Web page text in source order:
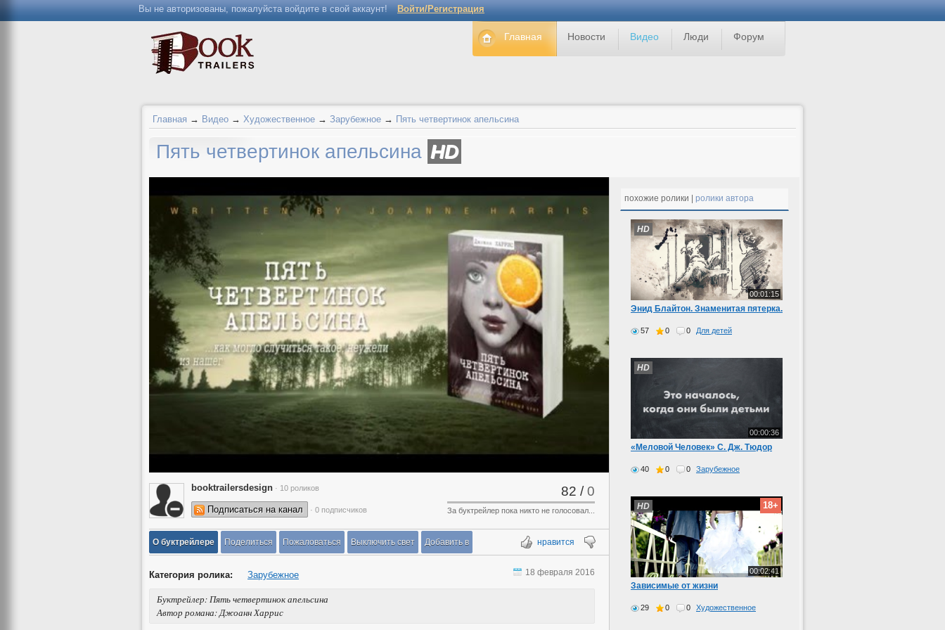
Вы не авторизованы, пожалуйста войдите в свой аккаунт! Войти/Регистрация
Главная Новости Видео Люди Форум
Главная → Видео → Художественное → Зарубежное → Пять четвертинок апельсина
Пять четвертинок апельсина HD
booktrailersdesign · 10 роликов
Подписаться на канал · 0 подписчиков
82 /0
За буктрейлер пока никто не голосовал...
нравится
О буктрейлере Поделиться Пожаловаться Выключить свет Добавить в
Категория ролика: Зарубежное
Буктрейлер: Пять четвертинок апельсина
Автор романа: Джоанн Харрис
18 февраля 2016
похожие ролики | ролики автора
00:01:15
HD
Энид Блайтон. Знаменитая пятерка.
57 0 0 Для детей
00:00:36
HD
«Меловой Человек» С. Дж. Тюдор
40 0 0 Зарубежное
18+
00:02:41
HD
Зависимые от жизни
29 0 0 Художественное